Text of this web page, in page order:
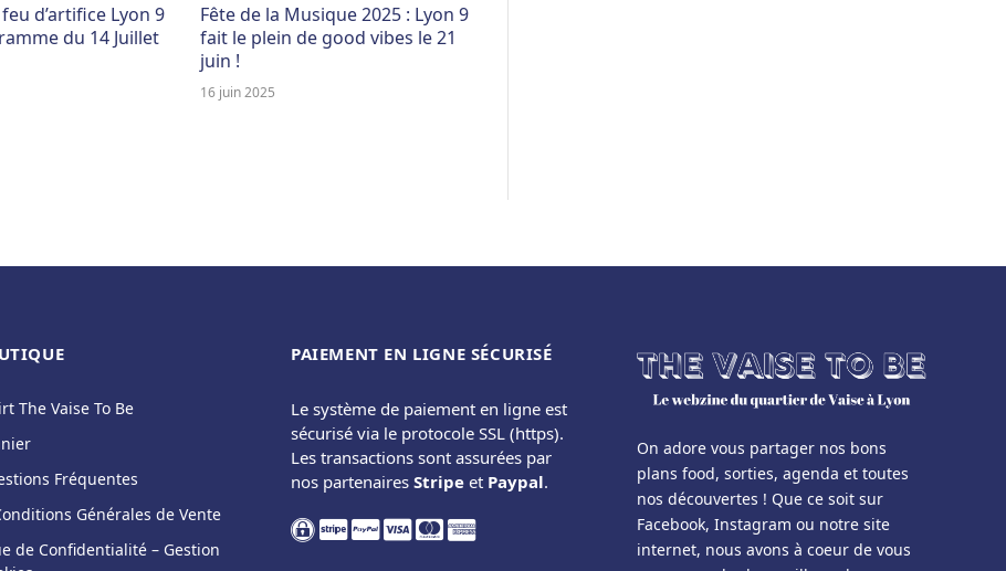
d’artifice Lyon 9
du 14 Juillet
Fête de la Musique 2025 : Lyon 9
fait le plein de good vibes le 21
juin !
16 juin 2025
The Vaise To Be
Fréquentes
Générales de Vente
de Confidentialité – Gestion
PAIEMENT EN LIGNE SÉCURISÉ
Le système de paiement en ligne est
sécurisé via le protocole SSL (https).
Les transactions sont assurées par
nos partenaires Stripe et Paypal.
On adore vous partager nos bons
plans food, sorties, agenda et toutes
nos découvertes ! Que ce soit sur
Facebook, Instagram ou notre site
internet, nous avons à coeur de vous